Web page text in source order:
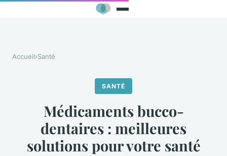
Accueil›Santé
SANTÉ
Médicaments bucco-
dentaires : meilleures
solutions pour votre santé